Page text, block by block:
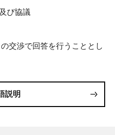
び協議
交渉で回答を行うこととし
説明